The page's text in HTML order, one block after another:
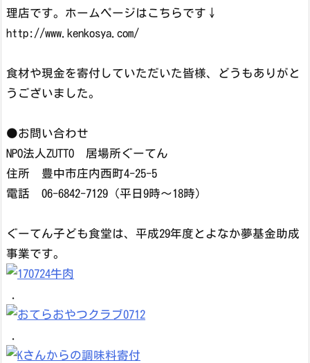
理店です。ホームページはこちらです↓
http://www.kenkosya.com/
食材や現金を寄付していただいた皆様、どうもありがと
うございました。
●お問い合わせ
NPO法人ZUTTO 居場所ぐーてん
住所 豊中市庄内西町4-25-5
電話 06-6842-7129（平日9時～18時）
ぐーてん子ども食堂は、平成29年度とよなか夢基金助成
事業です。